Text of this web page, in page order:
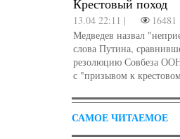
Крестовый поход
13.04 22:11 | 16481
Медведев назвал
слова Путина,
резолюцию Совбеза
с "призывом к
САМОЕ ЧИТАЕМОЕ